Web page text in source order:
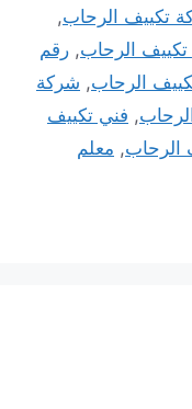
تكييف الرحاب,
الرحاب, رقم
الرحاب, شركة
, فني تكييف
الرحاب, معلم